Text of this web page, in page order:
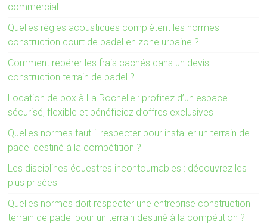
commercial
Quelles règles acoustiques complètent les normes
construction court de padel en zone urbaine ?
Comment repérer les frais cachés dans un devis
construction terrain de padel ?
Location de box à La Rochelle : profitez d’un espace
sécurisé, flexible et bénéficiez d’offres exclusives
Quelles normes faut-il respecter pour installer un terrain de
padel destiné à la compétition ?
Les disciplines équestres incontournables : découvrez les
plus prisées
Quelles normes doit respecter une entreprise construction
terrain de padel pour un terrain destiné à la compétition ?